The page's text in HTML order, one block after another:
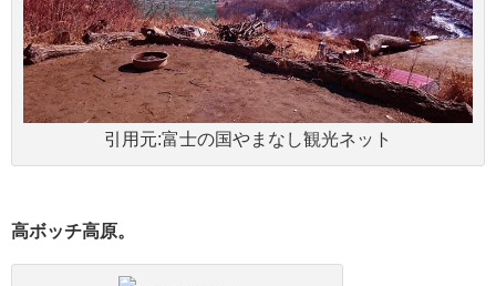
引用元:富士の国やまなし観光ネット
高ボッチ高原。